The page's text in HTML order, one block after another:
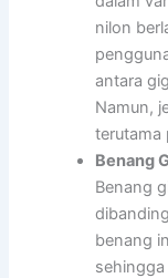
nilon
antara
Namun,
terutama
Benang
Benang
benang